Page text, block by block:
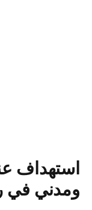
استهداف
ومدني في